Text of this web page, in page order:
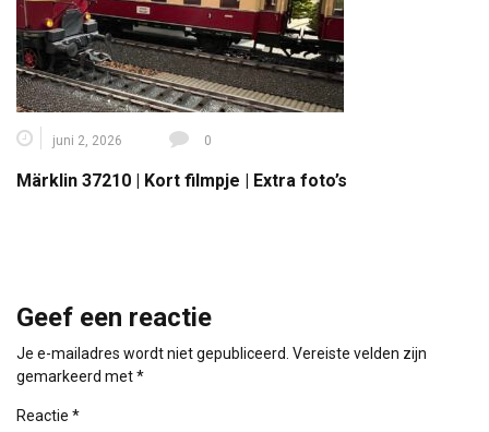
juni 2, 2026 0
Märklin 37210 | Kort filmpje | Extra foto’s
Geef een reactie
Je e-mailadres wordt niet gepubliceerd. Vereiste velden zijn
gemarkeerd met*
Reactie *